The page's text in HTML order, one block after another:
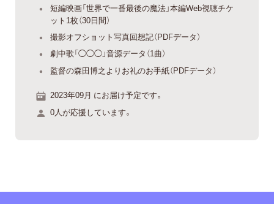
短編映画「世界で一番最後の魔法」本編Web視聴チケ
ット1枚（30日間）
撮影オフショット写真回想記（PDFデータ）
劇中歌「◯◯◯」音源データ（1曲）
監督の森田博之よりお礼のお手紙（PDFデータ）
2023年09月 にお届け予定です。
0人が応援しています。